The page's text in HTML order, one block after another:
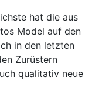
hat die aus
Model auf den
in den letzten
Zurüstern
qualitativ neue